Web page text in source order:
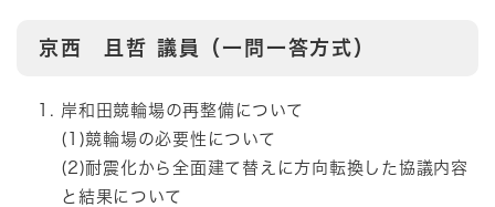
京西 且哲 議員（一問一答方式）
岸和田競輪場の再整備について
(1)競輪場の必要性について
(2)耐震化から全面建て替えに方向転換した協議内容
と結果について